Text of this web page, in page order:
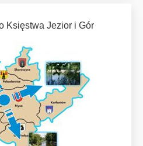
Księstwa Jezior i Gór